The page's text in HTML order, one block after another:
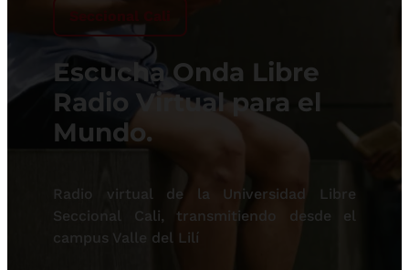
Escucha Onda Libre
Radio Virtual para el
Mundo.
Radio virtual de la Universidad Libre
Seccional Cali, transmitiendo desde el
campus Valle del Lilí